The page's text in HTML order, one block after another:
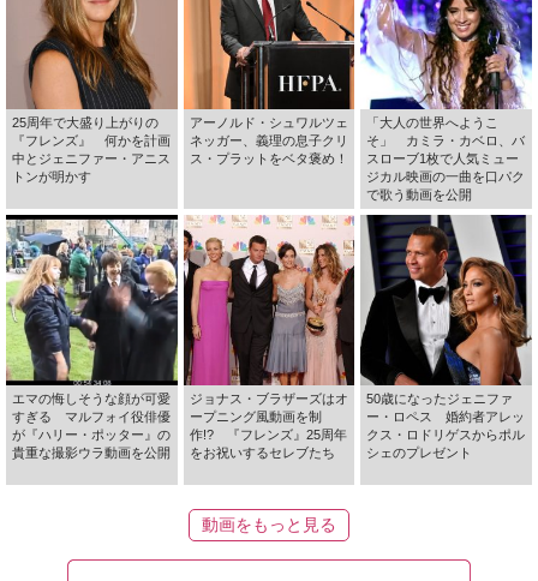
25周年で大盛り上がりの
『フレンズ』 何かを計画
中とジェニファー・アニス
トンが明かす
アーノルド・シュワルツェ
ネッガー、義理の息子クリ
ス・プラットをベタ褒め！
「大人の世界へようこ
そ」 カミラ・カベロ、バ
スローブ1枚で人気ミュー
ジカル映画の一曲を口パク
で歌う動画を公開
エマの悔しそうな顔が可愛
すぎる マルフォイ役俳優
が『ハリー・ポッター』の
貴重な撮影ウラ動画を公開
ジョナス・ブラザーズはオ
ープニング風動画を制
作!? 『フレンズ』25周年
をお祝いするセレブたち
50歳になったジェニファ
ー・ロペス 婚約者アレッ
クス・ロドリゲスからポル
シェのプレゼント
動画をもっと見る